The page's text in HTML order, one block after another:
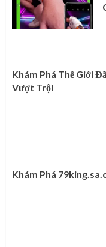
Khám Phá Thế Giới
Vượt Trội
Khám Phá